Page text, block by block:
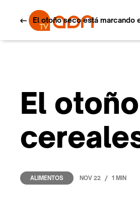
El otoño seco está marcando
El
ALIMENTOS NOV 22 / 1 MIN